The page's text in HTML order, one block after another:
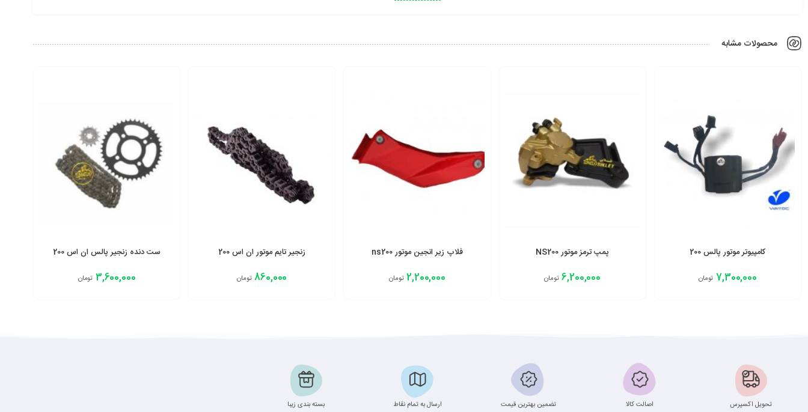
محصولات مشابه
کامپیوتر موتور پالس 200
7,300,000 تومان
پمپ ترمز موتور NS200
6,200,000 تومان
فلاپ زیر انجین موتور ns200
2,200,000 تومان
زنجیر تایم موتور ان اس 200
860,000 تومان
ست دنده زنجیر پالس ان اس 200
3,600,000 تومان
تحویل اکسپرس اصالت کالا تضمین بهترین قیمت ارسال به تمام نقاط بسته بندی زیبا